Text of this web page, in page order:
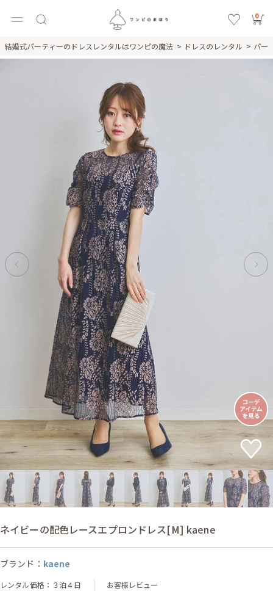
0
結婚式パーティーのドレスレンタルはワンピの魔法 ドレスのレンタル パー
ネイビーの配色レースエプロンドレス[M] kaene
ブランド： kaene
レンタル価格：３泊４日 お客様レビュー